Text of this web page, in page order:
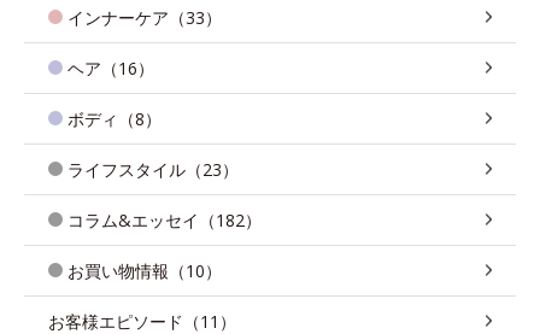
インナーケア（33）
ヘア（16）
ボディ（8）
ライフスタイル（23）
コラム&エッセイ（182）
お買い物情報（10）
お客様エピソード（11）